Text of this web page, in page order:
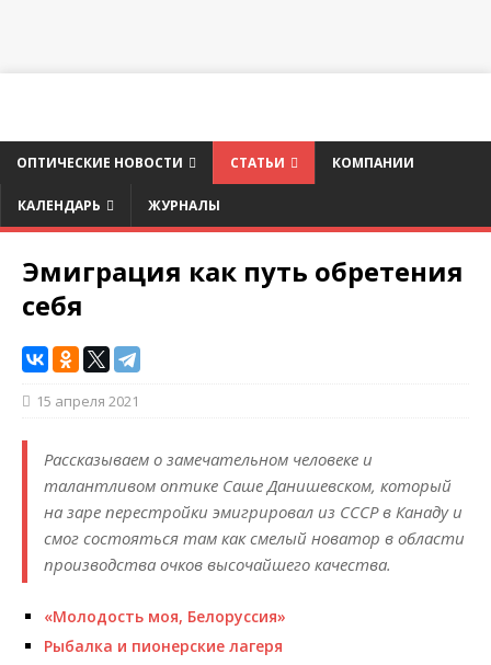
ОПТИЧЕСКИЕ НОВОСТИ СТАТЬИ КОМПАНИИ
КАЛЕНДАРЬ ЖУРНАЛЫ
Эмиграция как путь обретения
себя
15 апреля 2021
Рассказываем о замечательном человеке и
талантливом оптике Саше Данишевском, который
на заре перестройки эмигрировал из СССР в Канаду и
смог состояться там как смелый новатор в области
производства очков высочайшего качества.
«Молодость моя, Белоруссия»
Рыбалка и пионерские лагеря